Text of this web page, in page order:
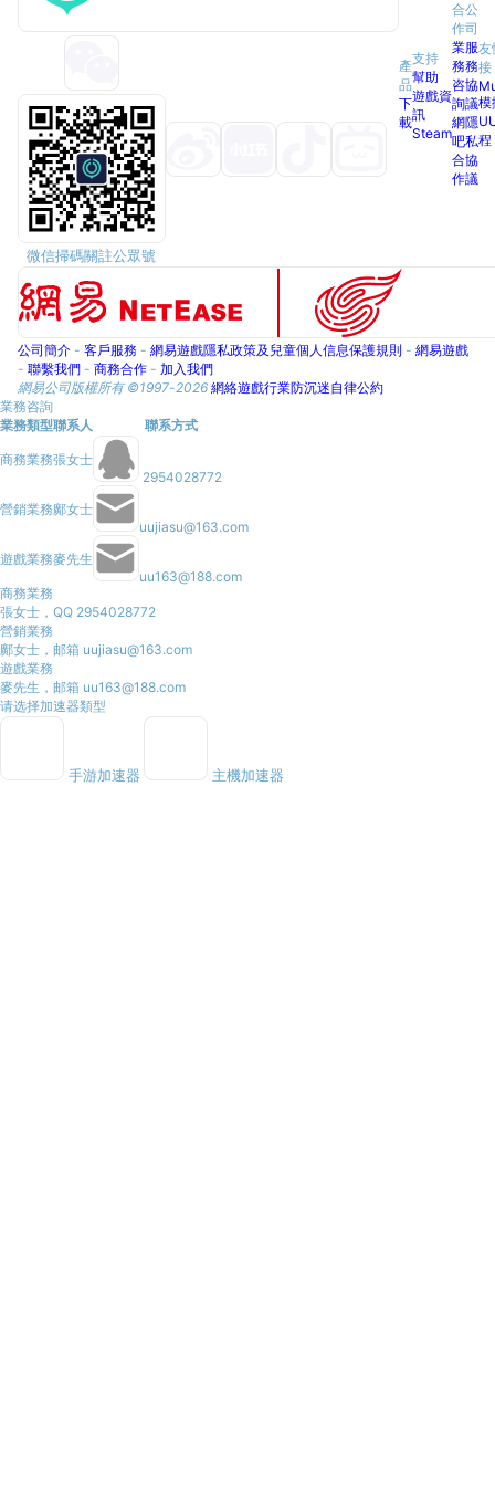
微信掃碼關註公眾號
產
品
下
載
支持
幫助
遊戲資
訊
Steam
合
作
業
務
咨
詢
網
吧
合
作
公
司
服
務
協
議
隱
私
協
議
友
接
模
程
公司簡介- 客戶服務- 網易遊戲隱私政策及兒童個人信息保護規則 - 網易遊戲
- 聯繫我們- 商務合作- 加入我們
網易公司版權所有 ©1997-2026 網絡遊戲行業防沉迷自律公約
業務咨詢
業務類型聯系人 聯系方式
商務業務張女士
2954028772
營銷業務鄺女士
uujiasu@163.com
遊戲業務麥先生
uu163@188.com
商務業務
張女士，QQ 2954028772
營銷業務
鄺女士，邮箱 uujiasu@163.com
遊戲業務
麥先生，邮箱 uu163@188.com
请选择加速器類型
手游加速器 主機加速器